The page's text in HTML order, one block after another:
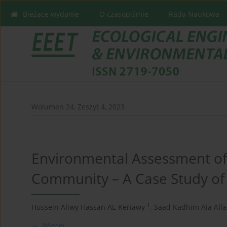
Bieżące wydanie O czasopiśmie Rada Naukowa
Wolumen 24, Zeszyt 4, 2023
Environmental Assessment
Community – A Case Study
Hussein Aliwy Hassan AL-Keriawy 1 , Saad Kadhim AIa